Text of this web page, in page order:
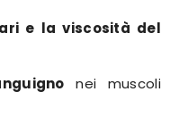
e la viscosità del
nei muscoli